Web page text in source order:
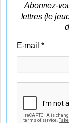
Abonnez-
lettres (le
E-mail*